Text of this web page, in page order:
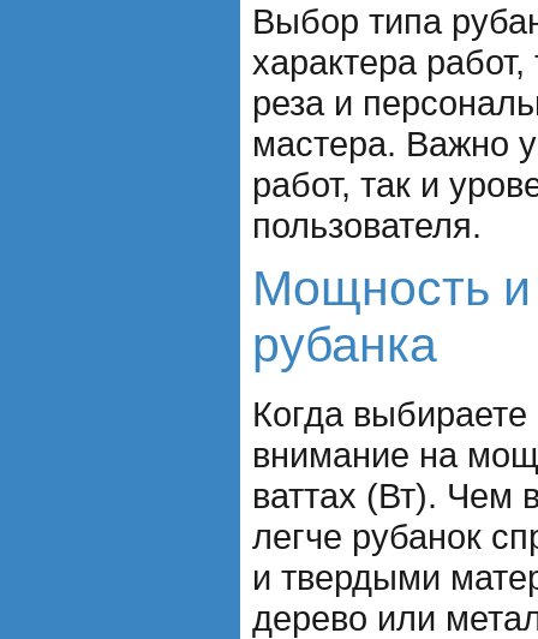
Выбор типа
характера
реза и
мастера. Важно
работ, так и
пользователя.
Мощность и
рубанка
Когда
внимание на
ваттах (Вт).
легче рубанок
и твердыми
дерево или